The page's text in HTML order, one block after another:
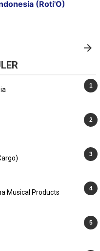
Musical Products